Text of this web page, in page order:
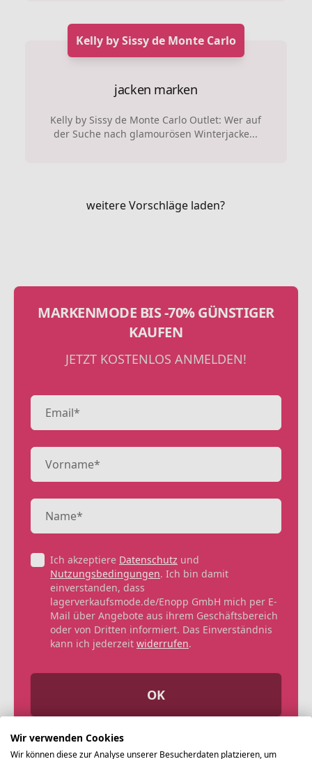
Kelly by Sissy de Monte Carlo
jacken marken
Kelly by Sissy de Monte Carlo Outlet: Wer auf
der Suche nach glamourösen Winterjacke...
weitere Vorschläge laden?
MARKENMODE BIS -70% GÜNSTIGER
KAUFEN
JETZT KOSTENLOS ANMELDEN!
Ich akzeptiere Datenschutz und
Nutzungsbedingungen. Ich bin damit
einverstanden, dass
lagerverkaufsmode.de/Enopp GmbH mich per E-
Mail über Angebote aus ihrem Geschäftsbereich
oder von Dritten informiert. Das Einverständnis
kann ich jederzeit widerrufen.
OK
Wir verwenden Cookies
Wir können diese zur Analyse unserer Besucherdaten platzieren, um